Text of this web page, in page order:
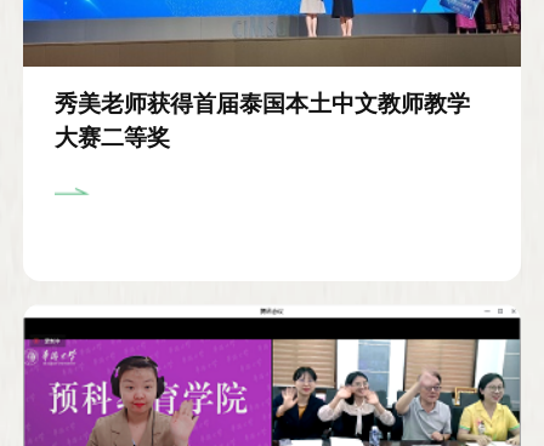
秀美老师获得首届泰国本土中文教师教学
大赛二等奖